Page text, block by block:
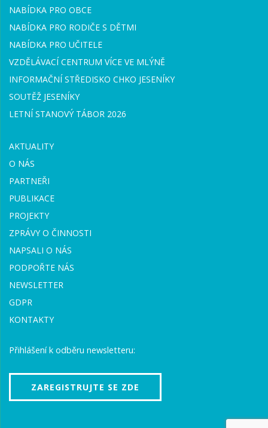
NABÍDKA PRO OBCE
NABÍDKA PRO RODIČE S DĚTMI
NABÍDKA PRO UČITELE
VZDĚLÁVACÍ CENTRUM VÍCE VE MLÝNĚ
INFORMAČNÍ STŘEDISKO CHKO JESENÍKY
SOUTĚŽ JESENÍKY
LETNÍ STANOVÝ TÁBOR 2026
AKTUALITY
O NÁS
PARTNEŘI
PUBLIKACE
PROJEKTY
ZPRÁVY O ČINNOSTI
NAPSALI O NÁS
PODPOŘTE NÁS
NEWSLETTER
GDPR
KONTAKTY
Přihlášení k odběru newsletteru:
ZAREGISTRUJTE SE ZDE